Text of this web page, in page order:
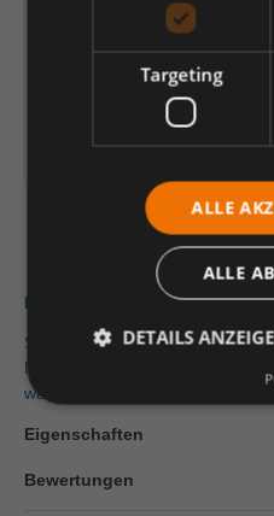
Anzahl verringern
In den
Beschreibung
Steitz Secura Z25700UW36P
Medium 36 Fußformgerechte
wählbarer Unterstütz…
Eigenschaften
Bewertungen
Targeting
ALLE
ALLE
DETAILS